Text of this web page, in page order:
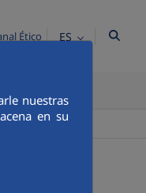
nuestras
en su
Ético ES